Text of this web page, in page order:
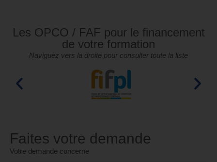
Les OPCO / FAF pour le financement
de votre formation
Naviguez vers la droite pour consulter toute la liste
Faites votre demande
Votre demande concerne